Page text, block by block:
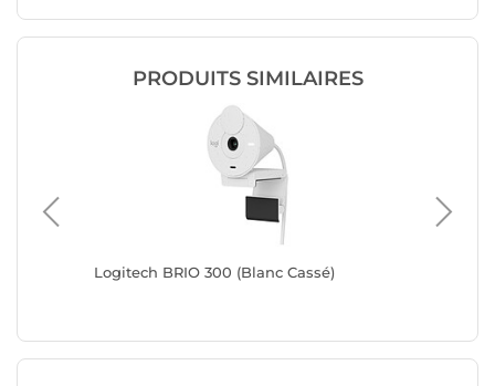
PRODUITS SIMILAIRES
Logitech BRIO 300 (Blanc Cassé)